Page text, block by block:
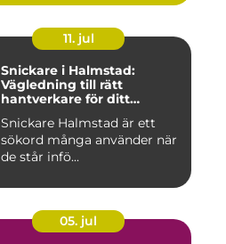
11. jul
Snickare i Halmstad:
Vägledning till rätt
hantverkare för ditt
Snickare Halmstad är ett
sökord många använder när
de står infö...
05. jul